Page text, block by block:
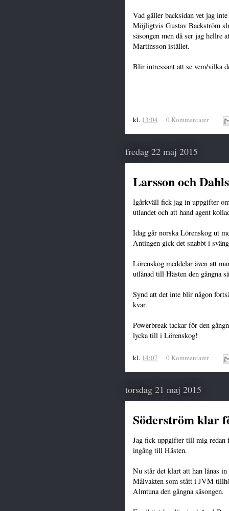
Vad gäller backsidan vet jag
Möjligtvis Gustav Backström
säsongen men då ser jag hellre
Martinsson istället.
Blir intressant att se vem/vilka
kl. 13:04 0 Kommentarer
fredag 22 maj 2015
Larsson och
Igårkväll fick jag in uppgifter
utlandet och att hand agent
Idag går norska Lörenskog ut
Antingen gick det snabbt i
Lörenskog meddelar även att
utlånad till Hästen den gångna
Synd att det inte blir någon
kvar.
Powerbreak tackar för den
lycka till i Lörenskog!
kl. 14:07 0 Kommentarer
torsdag 21 maj 2015
Söderström klar
Jag fick uppgifter till mig redan
ingång till Hästen.
Nu står det klart att han lånas
Målvakten som stått i JVM
Almtuna den gångna säsongen.